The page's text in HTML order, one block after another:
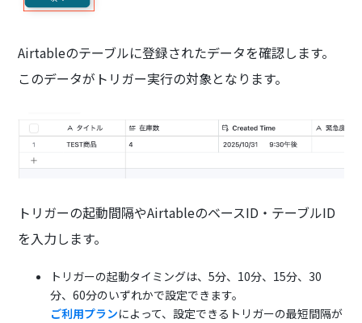
Airtableのテーブルに登録されたデータを確認します。
このデータがトリガー実行の対象となります。
トリガーの起動間隔やAirtableのベースID・テーブルID
を入力します。
トリガーの起動タイミングは、5分、10分、15分、30
分、60分のいずれかで設定できます。
ご利用プランによって、設定できるトリガーの最短間隔が